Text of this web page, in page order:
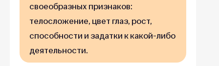
своеобразных признаков:
телосложение, цвет глаз, рост,
способности и задатки к какой-либо
деятельности.